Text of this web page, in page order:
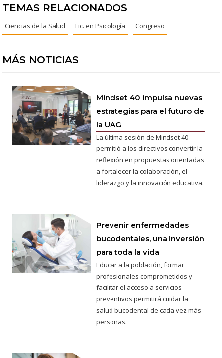
TEMAS RELACIONADOS
Ciencias de la Salud Lic. en Psicología Congreso
MÁS NOTICIAS
Mindset 40 impulsa nuevas
estrategias para el futuro de
la UAG
La última sesión de Mindset 40
permitió a los directivos convertir la
reflexión en propuestas orientadas
a fortalecer la colaboración, el
liderazgo y la innovación educativa.
Prevenir enfermedades
bucodentales, una inversión
para toda la vida
Educar a la población, formar
profesionales comprometidos y
facilitar el acceso a servicios
preventivos permitirá cuidar la
salud bucodental de cada vez más
personas.